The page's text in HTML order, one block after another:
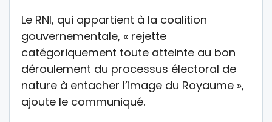
Le RNI, qui appartient à la coalition
gouvernementale, « rejette
catégoriquement toute atteinte au bon
déroulement du processus électoral de
nature à entacher l’image du Royaume »,
ajoute le communiqué.